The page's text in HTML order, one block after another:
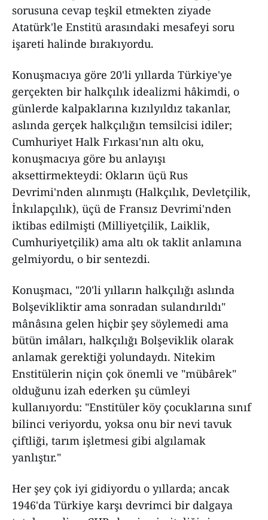
sorusuna cevap teşkil etmekten ziyade
Atatürk'le Enstitü arasındaki mesafeyi soru
işareti halinde bırakıyordu.
Konuşmacıya göre 20'li yıllarda Türkiye'ye
gerçekten bir halkçılık idealizmi hâkimdi, o
günlerde kalpaklarına kızılyıldız takanlar,
aslında gerçek halkçılığın temsilcisi idiler;
Cumhuriyet Halk Fırkası'nın altı oku,
konuşmacıya göre bu anlayışı
aksettirmekteydi: Okların üçü Rus
Devrimi'nden alınmıştı (Halkçılık, Devletçilik,
İnkılapçılık), üçü de Fransız Devrimi'nden
iktibas edilmişti (Milliyetçilik, Laiklik,
Cumhuriyetçilik) ama altı ok taklit anlamına
gelmiyordu, o bir sentezdi.
Konuşmacı, "20'li yılların halkçılığı aslında
Bolşevikliktir ama sonradan sulandırıldı"
mânâsına gelen hiçbir şey söylemedi ama
bütün imâları, halkçılığı Bolşeviklik olarak
anlamak gerektiği yolundaydı. Nitekim
Enstitülerin niçin çok önemli ve "mübârek"
olduğunu izah ederken şu cümleyi
kullanıyordu: "Enstitüler köy çocuklarına sınıf
bilinci veriyordu, yoksa onu bir nevi tavuk
çiftliği, tarım işletmesi gibi algılamak
yanlıştır."
Her şey çok iyi gidiyordu o yıllarda; ancak
1946'da Türkiye karşı devrimci bir dalgaya